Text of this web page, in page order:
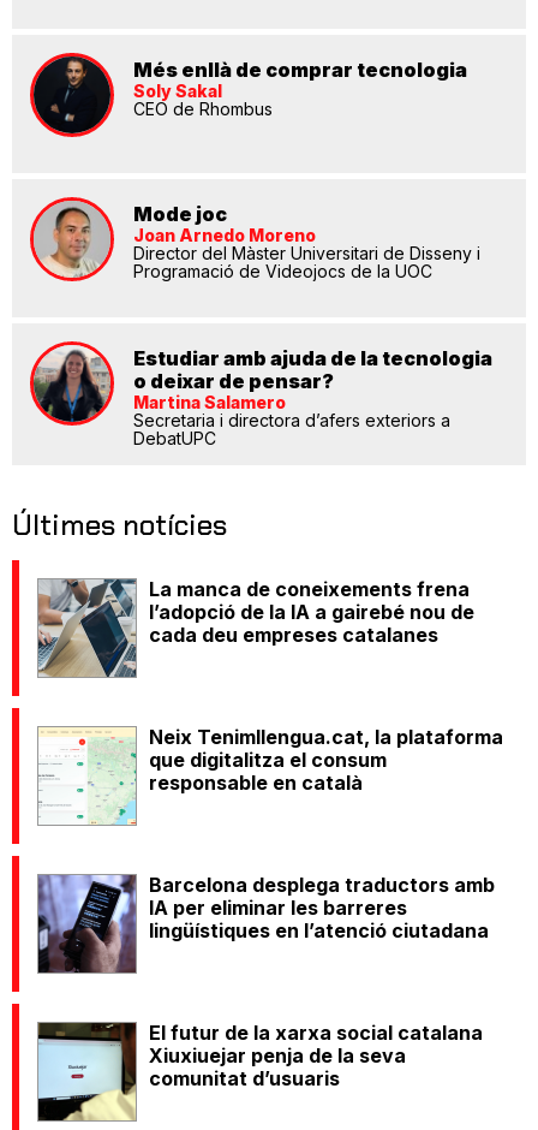
Més enllà de comprar tecnologia
Soly Sakal
CEO de Rhombus
Mode joc
Joan Arnedo Moreno
Director del Màster Universitari de Disseny i
Programació de Videojocs de la UOC
Estudiar amb ajuda de la tecnologia
o deixar de pensar?
Martina Salamero
Secretaria i directora d’afers exteriors a
DebatUPC
Últimes notícies
La manca de coneixements frena
l’adopció de la IA a gairebé nou de
cada deu empreses catalanes
Neix Tenimllengua.cat, la plataforma
que digitalitza el consum
responsable en català
Barcelona desplega traductors amb
IA per eliminar les barreres
lingüístiques en l’atenció ciutadana
El futur de la xarxa social catalana
Xiuxiuejar penja de la seva
comunitat d’usuaris